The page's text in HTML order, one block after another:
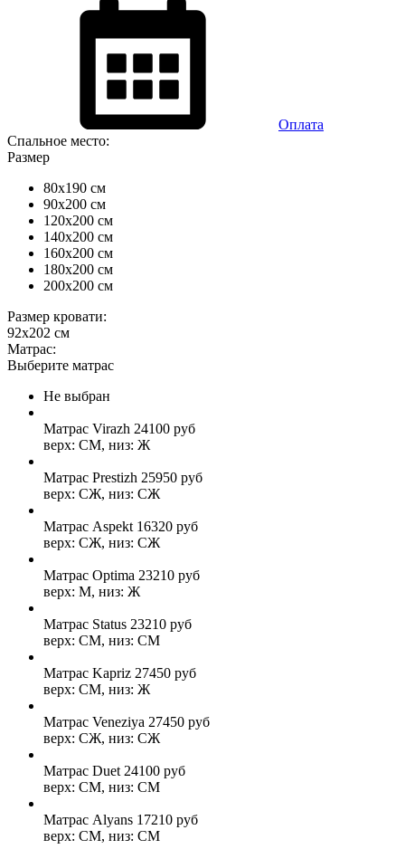
Оплата
Спальное место:
Размер
80x190 см
90x200 см
120x200 см
140x200 см
160x200 см
180x200 см
200x200 см
Размер кровати:
92x202 см
Матрас:
Выберите матрас
Не выбран
Матрас Virazh 24100 руб
верх: СМ, низ: Ж
Матрас Prestizh 25950 руб
верх: СЖ, низ: СЖ
Матрас Aspekt 16320 руб
верх: СЖ, низ: СЖ
Матрас Optima 23210 руб
верх: М, низ: Ж
Матрас Status 23210 руб
верх: СМ, низ: СМ
Матрас Kapriz 27450 руб
верх: СМ, низ: Ж
Матрас Veneziya 27450 руб
верх: СЖ, низ: СЖ
Матрас Duet 24100 руб
верх: СМ, низ: СМ
Матрас Alyans 17210 руб
верх: СМ, низ: СМ